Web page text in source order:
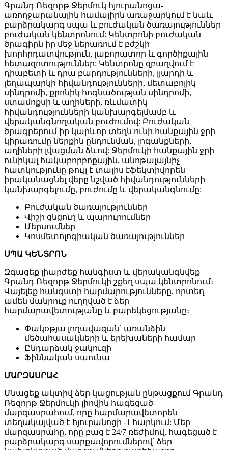
Գրանդ Ռեզորթ Ջերմուկ հյուրանոցա-
առողջարանային համալիրն առաջարկում է նաև
բարձրակարգ սպա և բուժական ծառայություններ
բուժական կենտրոնում: Կենտրոնի բուժական
ծրագիրն իր մեջ ներառում է բժշկի
խորհրդատվություն, լաբորատոր և գործիքային
հետազոտություններ: Կենտրոնը զբաղվում է
դիաբետի և դրա բարդությունների, լյարդի և
լեղապարկի հիվանդությունների, մետաբոլիկ
սինդրոմի, քրոնիկ հոգնածության սինդրոմի,
ստամոքսի և աղիների, ռևմատիկ
հիվանդությունների կանխարգելմամբ և
վերականգնողական բուժումով: Բուժական
ծրագրերում իր կարևոր տեղն ունի հանքային ջրի
կիրառումը ներքին ընդունման, լոգանքների,
աղիների լվացման ձևով: Ջերմուկի հանքային ջրի
ունիկալ հակաբորբոքային, անոթալայնիչ
հատկությունը թույլ է տալիս էֆեկտիվորեն
իրականացնել վերը նշված հիվանդությունների
կանխարգելումը, բուժումը և վերականգնումը:
Բուժական ծառայություններ
Վիշի ցնցուղ և պարուրումներ
Մերսումներ
Կոսմետոլոգիական ծառայություններ
ՍՊԱ ԿԵՆՏՐՈՆ
Զգացեք լիարժեք հանգիստ և վերականգնվեք
Գրանդ Ռեզորթ Ջերմուկի շքեղ սպա կենտրոնում։
Վայելեք հանգստի հարմարությունները, որտեղ
ամեն մանրուք ուղղված է ձեր
հարմարավետությանը և բարեկեցությանը։
Փակօթյա լողավազան՝ առանձին
մեծահասակների և երեխաների համար
Ընդարձակ ջակուզի
Ֆիննական սաունա
ՄԱՐԶԱՍՐԱՀ
Մնացեք ակտիվ ձեր կացության ընթացքում Գրանդ
Ռեզորթ Ջերմուկի լիովին հագեցած
մարզասրահում, որը հարմարավետորեն
տեղակայված է հյուրանոցի -1 հարկում: Մեր
մարզասրահը, որը բաց է 24/7 ռեժիմով, հագեցած է
բարձրակարգ սարքավորումներով՝ ձեր